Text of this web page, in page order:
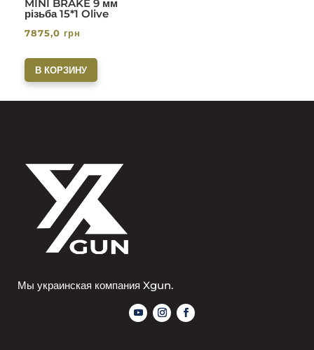
MINI BRAKE 9 мм
різьба 15*1 Olive
7875,0 грн
В КОРЗИНУ
Мы украинская компания Xgun.